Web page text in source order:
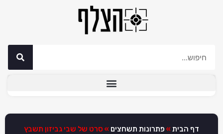
דף הבית » פתרונות תשחצים » סרט של שבי גביזון תשבץ